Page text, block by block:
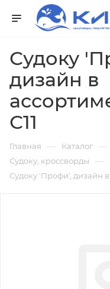
Судоку
дизайн в
С11
Главная — Каталог —
Судоку, кроссворды —
Судоку 'Профи', дизайн в